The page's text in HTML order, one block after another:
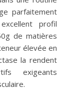
parfaitement
profil
de matières
élevée en
la rendent
exigeants